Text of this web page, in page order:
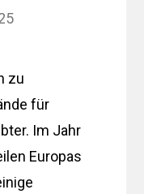
zu
für
Im Jahr
Europas